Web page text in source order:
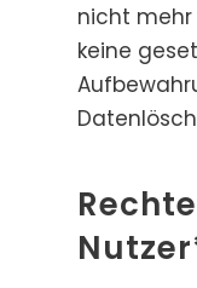
nicht
keine